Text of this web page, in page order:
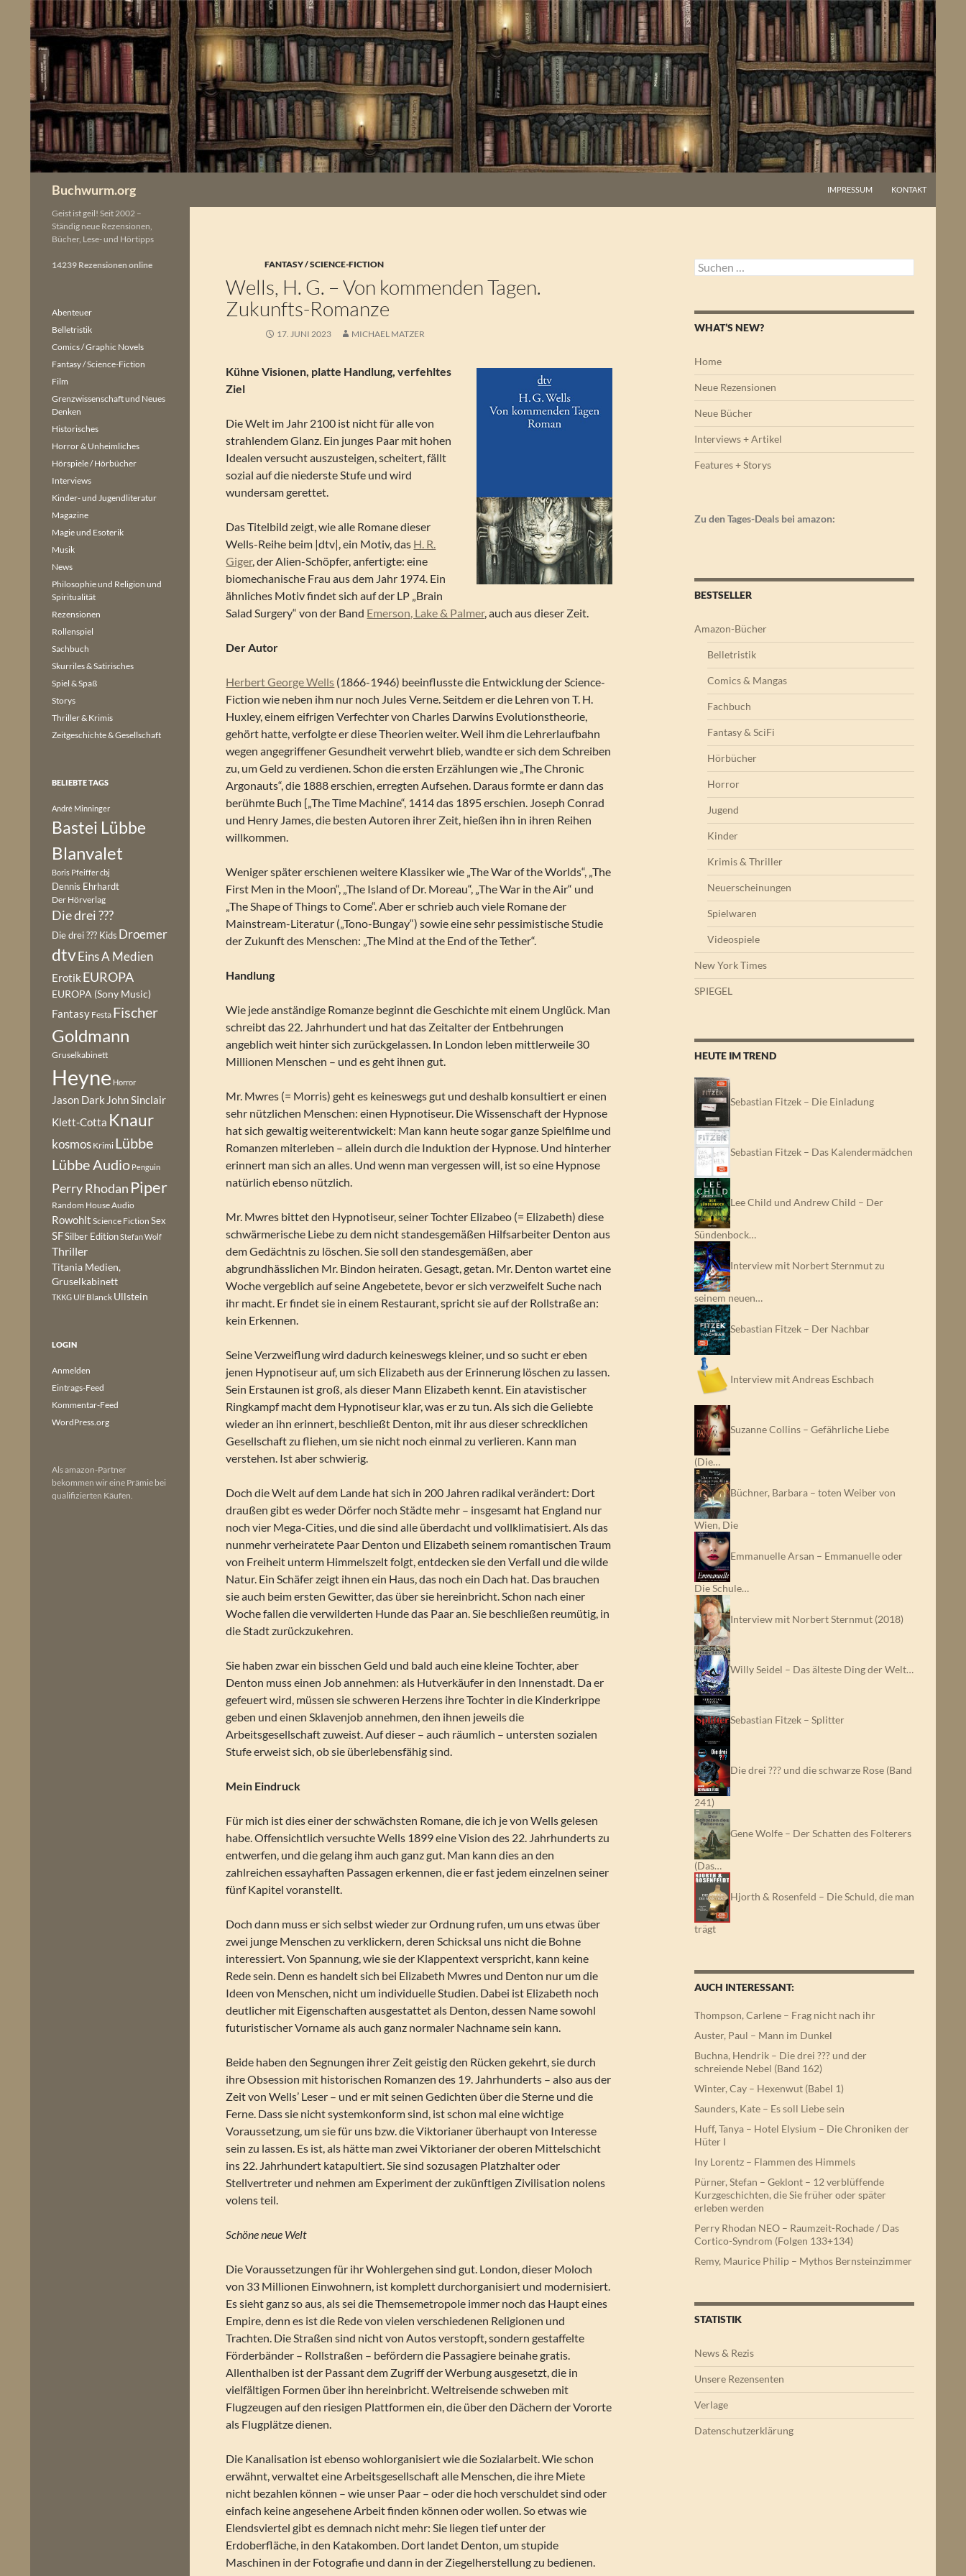
springen
Buchwurm.org IMPRESSUM KONTAKT
FANTASY / SCIENCE-FICTION
Wells, H. G. – Von kommenden Tagen.
Zukunfts-Romanze
17. JUNI 2023 MICHAEL MATZER
Kühne Visionen, platte Handlung, verfehltes
Ziel
Die Welt im Jahr 2100 ist nicht für alle von
strahlendem Glanz. Ein junges Paar mit hohen
Idealen versucht auszusteigen, scheitert, fällt
sozial auf die niederste Stufe und wird
wundersam gerettet.
Das Titelbild zeigt, wie alle Romane dieser
Wells-Reihe beim |dtv|, ein Motiv, das H. R.
Giger, der Alien-Schöpfer, anfertigte: eine
biomechanische Frau aus dem Jahr 1974. Ein
ähnliches Motiv findet sich auf der LP „Brain
Salad Surgery“ von der Band Emerson, Lake & Palmer, auch aus dieser Zeit.
Der Autor
Herbert George Wells (1866-1946) beeinflusste die Entwicklung der Science-
Fiction wie neben ihm nur noch Jules Verne. Seitdem er die Lehren von T. H.
Huxley, einem eifrigen Verfechter von Charles Darwins Evolutionstheorie,
gehört hatte, verfolgte er diese Theorien weiter. Weil ihm die Lehrerlaufbahn
wegen angegriffener Gesundheit verwehrt blieb, wandte er sich dem Schreiben
zu, um Geld zu verdienen. Schon die ersten Erzählungen wie „The Chronic
Argonauts“, die 1888 erschien, erregten Aufsehen. Daraus formte er dann das
berühmte Buch [„The Time Machine“, 1414 das 1895 erschien. Joseph Conrad
und Henry James, die besten Autoren ihrer Zeit, hießen ihn in ihren Reihen
willkommen.
Weniger später erschienen weitere Klassiker wie „The War of the Worlds“, „The
First Men in the Moon“, „The Island of Dr. Moreau“, „The War in the Air“ und
„The Shape of Things to Come“. Aber er schrieb auch viele Romane der
Mainstream-Literatur („Tono-Bungay“) sowie eine sehr pessimistische Studie
der Zukunft des Menschen: „The Mind at the End of the Tether“.
Handlung
Wie jede anständige Romanze beginnt die Geschichte mit einem Unglück. Man
schreibt das 22. Jahrhundert und hat das Zeitalter der Entbehrungen
angeblich weit hinter sich zurückgelassen. In London leben mittlerweile 30
Millionen Menschen – und es geht ihnen gut.
Mr. Mwres (= Morris) geht es keineswegs gut und deshalb konsultiert er einen
sehr nützlichen Menschen: einen Hypnotiseur. Die Wissenschaft der Hypnose
hat sich gewaltig weiterentwickelt: Man kann heute sogar ganze Spielfilme und
Romanzen miterleben – allein durch die Induktion der Hypnose. Und hinterher
erinnert man sich an alles. Und wenn man vergessen will, ist so eine Hypnose
natürlich ebenso nützlich.
Mr. Mwres bittet den Hypnotiseur, seiner Tochter Elizabeo (= Elizabeth) diese
schwärmerische Liebe zu dem nicht standesgemäßen Hilfsarbeiter Denton aus
dem Gedächtnis zu löschen. Sie soll den standesgemäßen, aber
abgrundhässlichen Mr. Bindon heiraten. Gesagt, getan. Mr. Denton wartet eine
Woche vergeblich auf seine Angebetete, bevor er sich verzweifelt Suche nach
ihr macht. Er findet sie in einem Restaurant, spricht sie auf der Rollstraße an:
kein Erkennen.
Seine Verzweiflung wird dadurch keineswegs kleiner, und so sucht er eben
jenen Hypnotiseur auf, um sich Elizabeth aus der Erinnerung löschen zu lassen.
Sein Erstaunen ist groß, als dieser Mann Elizabeth kennt. Ein atavistischer
Ringkampf macht dem Hypnotiseur klar, was er zu tun. Als sich die Geliebte
wieder an ihn erinnert, beschließt Denton, mit ihr aus dieser schrecklichen
Gesellschaft zu fliehen, um sie nicht noch einmal zu verlieren. Kann man
verstehen. Ist aber schwierig.
Doch die Welt auf dem Lande hat sich in 200 Jahren radikal verändert: Dort
draußen gibt es weder Dörfer noch Städte mehr – insgesamt hat England nur
noch vier Mega-Cities, und die sind alle überdacht und vollklimatisiert. Als das
nunmehr verheiratete Paar Denton und Elizabeth seinem romantischen Traum
von Freiheit unterm Himmelszelt folgt, entdecken sie den Verfall und die wilde
Natur. Ein Schäfer zeigt ihnen ein Haus, das noch ein Dach hat. Das brauchen
sie auch beim ersten Gewitter, das über sie hereinbricht. Schon nach einer
Woche fallen die verwilderten Hunde das Paar an. Sie beschließen reumütig, in
die Stadt zurückzukehren.
Sie haben zwar ein bisschen Geld und bald auch eine kleine Tochter, aber
Denton muss einen Job annehmen: als Hutverkäufer in den Innenstadt. Da er
gefeuert wird, müssen sie schweren Herzens ihre Tochter in die Kinderkrippe
geben und einen Sklavenjob annehmen, den ihnen jeweils die
Arbeitsgesellschaft zuweist. Auf dieser – auch räumlich – untersten sozialen
Stufe erweist sich, ob sie überlebensfähig sind.
Mein Eindruck
Für mich ist dies einer der schwächsten Romane, die ich je von Wells gelesen
habe. Offensichtlich versuchte Wells 1899 eine Vision des 22. Jahrhunderts zu
entwerfen, und die gelang ihm auch ganz gut. Man kann dies an den
zahlreichen essayhaften Passagen erkennen, die er fast jedem einzelnen seiner
fünf Kapitel voranstellt.
Doch dann muss er sich selbst wieder zur Ordnung rufen, um uns etwas über
zwei junge Menschen zu verklickern, deren Schicksal uns nicht die Bohne
interessiert. Von Spannung, wie sie der Klappentext verspricht, kann keine
Rede sein. Denn es handelt sich bei Elizabeth Mwres und Denton nur um die
Ideen von Menschen, nicht um individuelle Studien. Dabei ist Elizabeth noch
deutlicher mit Eigenschaften ausgestattet als Denton, dessen Name sowohl
futuristischer Vorname als auch ganz normaler Nachname sein kann.
Beide haben den Segnungen ihrer Zeit geistig den Rücken gekehrt, sie durch
ihre Obsession mit historischen Romanzen des 19. Jahrhunderts – also aus der
Zeit von Wells’ Leser – und er mit seinen Gedichten über die Sterne und die
Ferne. Dass sie nicht systemkonform sind, ist schon mal eine wichtige
Voraussetzung, um sie für uns bzw. die Viktorianer überhaupt von Interesse
sein zu lassen. Es ist, als hätte man zwei Viktorianer der oberen Mittelschicht
ins 22. Jahrhundert katapultiert. Sie sind sozusagen Platzhalter oder
Stellvertreter und nehmen am Experiment der zukünftigen Zivilisation nolens
volens teil.
Schöne neue Welt
Die Voraussetzungen für ihr Wohlergehen sind gut. London, dieser Moloch
von 33 Millionen Einwohnern, ist komplett durchorganisiert und modernisiert.
Es sieht ganz so aus, als sei die Themsemetropole immer noch das Haupt eines
Empire, denn es ist die Rede von vielen verschiedenen Religionen und
Trachten. Die Straßen sind nicht von Autos verstopft, sondern gestaffelte
Förderbänder – Rollstraßen – befördern die Passagiere beinahe gratis.
Allenthalben ist der Passant dem Zugriff der Werbung ausgesetzt, die in
vielfältigen Formen über ihn hereinbricht. Weltreisende schweben mit
Flugzeugen auf den riesigen Plattformen ein, die über den Dächern der Vororte
als Flugplätze dienen.
Die Kanalisation ist ebenso wohlorganisiert wie die Sozialarbeit. Wie schon
erwähnt, verwaltet eine Arbeitsgesellschaft alle Menschen, die ihre Miete
nicht bezahlen können – wie unser Paar – oder die hoch verschuldet sind oder
einfach keine angesehene Arbeit finden können oder wollen. So etwas wie
Elendsviertel gibt es demnach nicht mehr: Sie liegen tief unter der
Erdoberfläche, in den Katakomben. Dort landet Denton, um stupide
Maschinen in der Fotografie und dann in der Ziegelherstellung zu bedienen.
Suchen
nach:
WHAT’S NEW?
Home
Neue Rezensionen
Neue Bücher
Interviews + Artikel
Features + Storys
Zu den Tages-Deals bei amazon:
BESTSELLER
Amazon-Bücher
Belletristik
Comics & Mangas
Fachbuch
Fantasy & SciFi
Hörbücher
Horror
Jugend
Kinder
Krimis & Thriller
Neuerscheinungen
Spielwaren
Videospiele
New York Times
SPIEGEL
HEUTE IM TREND
Sebastian Fitzek – Die Einladung
Sebastian Fitzek – Das Kalendermädchen
Lee Child und Andrew Child – Der
Sündenbock…
Interview mit Norbert Sternmut zu
seinem neuen…
Sebastian Fitzek – Der Nachbar
Interview mit Andreas Eschbach
Suzanne Collins – Gefährliche Liebe
(Die…
Büchner, Barbara – toten Weiber von
Wien, Die
Emmanuelle Arsan – Emmanuelle oder
Die Schule…
Interview mit Norbert Sternmut (2018)
Willy Seidel – Das älteste Ding der Welt…
Sebastian Fitzek – Splitter
Die drei ??? und die schwarze Rose (Band
241)
Gene Wolfe – Der Schatten des Folterers
(Das…
Hjorth & Rosenfeld – Die Schuld, die man
trägt
AUCH INTERESSANT:
Thompson, Carlene – Frag nicht nach ihr
Auster, Paul – Mann im Dunkel
Buchna, Hendrik – Die drei ??? und der
schreiende Nebel (Band 162)
Winter, Cay – Hexenwut (Babel 1)
Saunders, Kate – Es soll Liebe sein
Huff, Tanya – Hotel Elysium – Die Chroniken der
Hüter I
Iny Lorentz – Flammen des Himmels
Pürner, Stefan – Geklont – 12 verblüffende
Kurzgeschichten, die Sie früher oder später
erleben werden
Perry Rhodan NEO – Raumzeit-Rochade / Das
Cortico-Syndrom (Folgen 133+134)
Remy, Maurice Philip – Mythos Bernsteinzimmer
STATISTIK
News & Rezis
Unsere Rezensenten
Verlage
Datenschutzerklärung
Geist ist geil! Seit 2002 –
Ständig neue Rezensionen,
Bücher, Lese- und Hörtipps
14239 Rezensionen online
Abenteuer
Belletristik
Comics / Graphic Novels
Fantasy / Science-Fiction
Film
Grenzwissenschaft und Neues
Denken
Historisches
Horror & Unheimliches
Hörspiele / Hörbücher
Interviews
Kinder- und Jugendliteratur
Magazine
Magie und Esoterik
Musik
News
Philosophie und Religion und
Spiritualität
Rezensionen
Rollenspiel
Sachbuch
Skurriles & Satirisches
Spiel & Spaß
Storys
Thriller & Krimis
Zeitgeschichte & Gesellschaft
BELIEBTE TAGS
André Minninger
Bastei Lübbe
Blanvalet
Boris Pfeiffercbj
Dennis Ehrhardt
Der Hörverlag
Die drei ???
Die drei ??? Kids Droemer
dtvEins A Medien
Erotik EUROPA
EUROPA (Sony Music)
Fantasy Festa Fischer
Goldmann
Gruselkabinett
Heyne Horror
Jason Dark John Sinclair
Klett-Cotta Knaur
kosmos Krimi Lübbe
Lübbe Audio Penguin
Perry Rhodan Piper
Random House Audio
Rowohlt Science Fiction Sex
SFSilber EditionStefan Wolf
Thriller
Titania Medien,
Gruselkabinett
TKKG Ulf Blanck Ullstein
LOGIN
Anmelden
Eintrags-Feed
Kommentar-Feed
WordPress.org
Als amazon-Partner
bekommen wir eine Prämie bei
qualifizierten Käufen.